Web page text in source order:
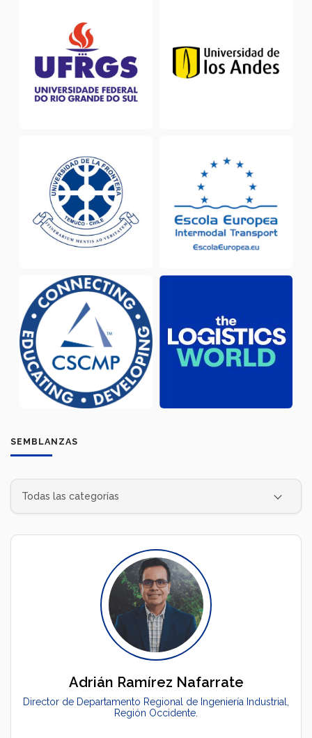
SEMBLANZAS
Adrián Ramírez Nafarrate
Director de Departamento Regional de Ingeniería Industrial,
Región Occidente.